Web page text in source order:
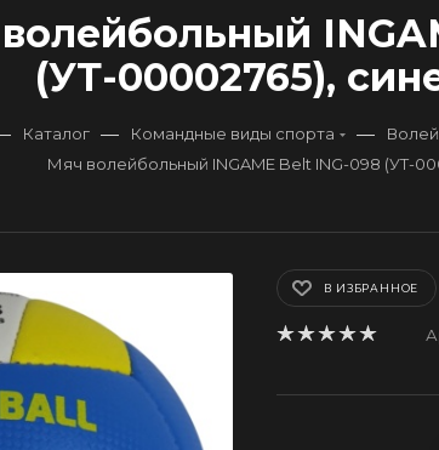
(УТ-00002765),
Каталог — Командные виды спорта —
Мяч волейбольный INGAME Belt ING-098 (УТ-
В ИЗБРАННОЕ